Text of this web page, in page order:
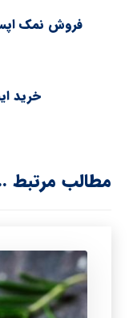
فروش نمک
خرید
مطالب مرتبط